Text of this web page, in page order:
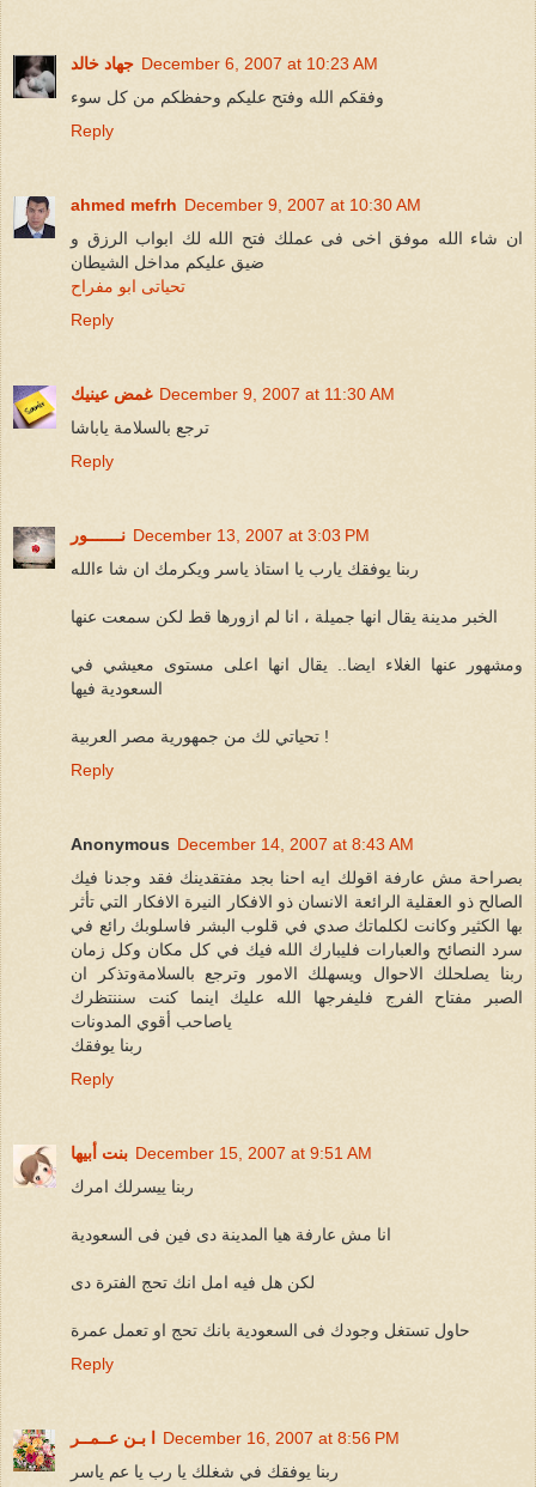
جهاد خالد December 6, 2007 at 10:23 AM
وفقكم الله وفتح عليكم وحفظكم من كل سوء
Reply
ahmed mefrh December 9, 2007 at 10:30 AM
ان شاء الله موفق اخى فى عملك فتح الله لك ابواب الرزق و
ضيق عليكم مداخل الشيطان
تحياتى ابو مفراح
Reply
غمض عينيك December 9, 2007 at 11:30 AM
ترجع بالسلامة ياباشا
Reply
نـــــــور December 13, 2007 at 3:03 PM
ربنا يوفقك يارب يا استاذ ياسر ويكرمك ان شا ءالله
الخبر مدينة يقال انها جميلة ، انا لم ازورها قط لكن سمعت عنها
ومشهور عنها الغلاء ايضا.. يقال انها اعلى مستوى معيشي في
السعودية فيها
تحياتي لك من جمهورية مصر العربية !
Reply
Anonymous December 14, 2007 at 8:43 AM
بصراحة مش عارفة اقولك ايه احنا بجد مفتقدينك فقد وجدنا فيك
الصالح ذو العقلية الرائعة الانسان ذو الافكار النيرة الافكار التي تأثر
بها الكثير وكانت لكلماتك صدي في قلوب البشر فاسلوبك رائع في
سرد النصائح والعبارات فليبارك الله فيك في كل مكان وكل زمان
ربنا يصلحلك الاحوال ويسهلك الامور وترجع بالسلامةوتذكر ان
الصبر مفتاح الفرج فليفرجها الله عليك اينما كنت سننتظرك
ياصاحب أقوي المدونات
ربنا يوفقك
Reply
بنت أبيها December 15, 2007 at 9:51 AM
ربنا ييسرلك امرك
انا مش عارفة هيا المدينة دى فين فى السعودية
لكن هل فيه امل انك تحج الفترة دى
حاول تستغل وجودك فى السعودية بانك تحج او تعمل عمرة
Reply
ا بـن عــمــر
December 16, 2007 at 8:56 PM
ربنا يوفقك في شغلك يا رب يا عم ياسر